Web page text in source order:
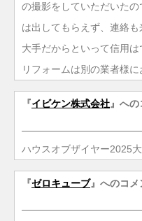
の撮影をしていただいた
は出してもらえず、連絡も
大手だからといって信用は
リフォームは別の業者様に
『イビケン株式会社』への
ハウスオブザイヤー2025
『ゼロキューブ』へのコメ